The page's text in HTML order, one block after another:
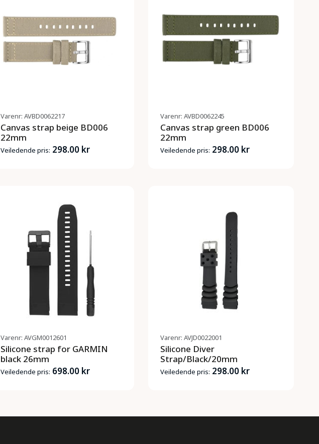
Varenr: AVBD0062217
Canvas strap beige BD006
22mm
Veiledende pris: 298.00 kr
Varenr: AVBD0062245
Canvas strap green BD006
22mm
Veiledende pris: 298.00 kr
Varenr: AVGM0012601
Silicone strap for GARMIN
black 26mm
Veiledende pris: 698.00 kr
Varenr: AVJD0022001
Silicone Diver
Strap/Black/20mm
Veiledende pris: 298.00 kr